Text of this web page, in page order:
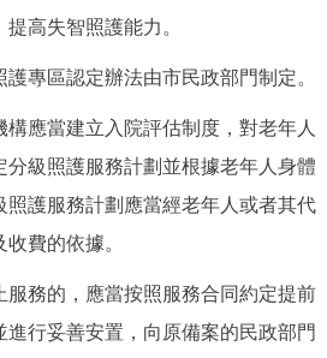
高失智照護能力。
區認定辦法由市民政部門制定。
當建立入院評估制度，對老年人
級照護服務計劃並根據老年人身體
照護服務計劃應當經老年人或者其代
費的依據。
務的，應當按照服務合同約定提前
行妥善安置，向原備案的民政部門